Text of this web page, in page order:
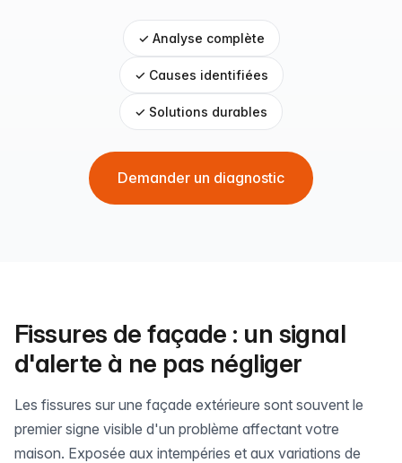
✓ Analyse complète
✓ Causes identifiées
✓ Solutions durables
Demander un diagnostic
Fissures de façade : un signal
d'alerte à ne pas négliger
Les fissures sur une façade extérieure sont souvent le
premier signe visible d'un problème affectant votre
maison. Exposée aux intempéries et aux variations de